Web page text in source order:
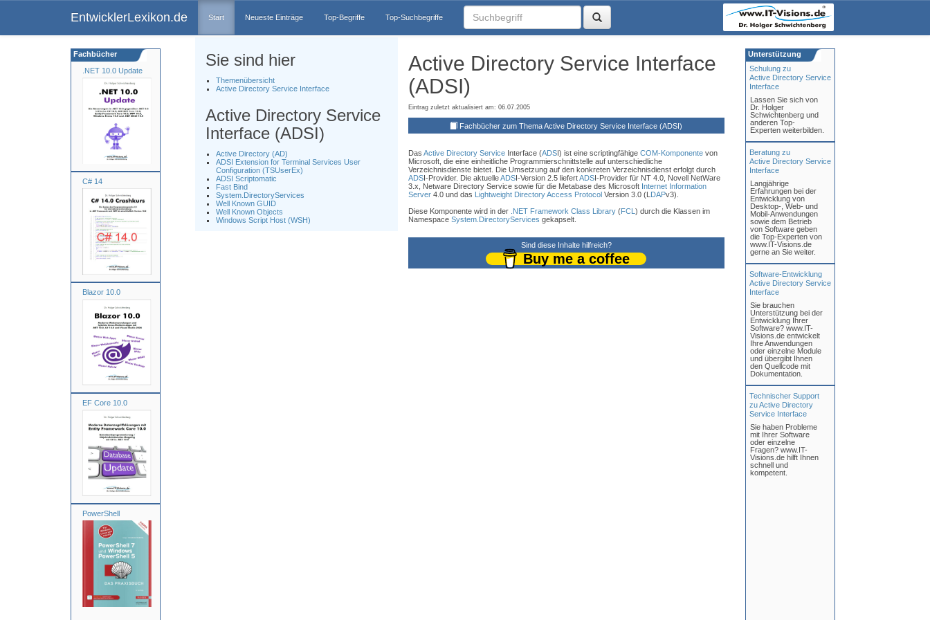
EntwicklerLexikon.de Start Neueste Einträge Top-Begriffe Top-Suchbegriffe
.NET 10.0 Update
C# 14
Blazor 10.0
EF Core 10.0
PowerShell
Fachbücher Sie sind hier
Themenübersicht
Active Directory Service Interface
Active Directory Service
Interface (ADSI)
Active Directory (AD)
ADSI Extension for Terminal Services User
Configuration (TSUserEx)
ADSI Scriptomatic
Fast Bind
System.DirectoryServices
Well Known GUID
Well Known Objects
Windows Script Host (WSH)
Active Directory Service Interface
(ADSI)
Eintrag zuletzt aktualisiert am: 06.07.2005
Fachbücher zum Thema Active Directory Service Interface (ADSI)
Das Active Directory ServiceInterface (ADSI) ist eine scriptingfähige COM-Komponentevon
Microsoft, die eine einheitliche Programmierschnittstelle auf unterschiedliche
Verzeichnisdienste bietet. Die Umsetzung auf den konkreten Verzeichnisdienst erfolgt durch
ADSI-Provider. Die aktuelleADSI-Version 2.5 liefertADSI-Provider für NT 4.0, Novell NetWare
3.x, Netware Directory Service sowie für die Metabase des Microsoft Internet Information
Server4.0 und das Lightweight Directory Access ProtocolVersion 3.0 (L DAPv3).
Diese Komponente wird in der .NET Framework Class Library(FCL ) durch die Klassen im
Namespace System.DirectoryServices gekapselt.
Sind diese Inhalte hilfreich?
Buy me a coffee
Schulung zu
Active Directory Service
Interface
Lassen Sie sich von
Dr. Holger
Schwichtenberg und
anderen Top-
Experten weiterbilden.
Beratung zu
Active Directory Service
Interface
Langjährige
Erfahrungen bei der
Entwicklung von
Desktop-, Web- und
Mobil-Anwendungen
sowie dem Betrieb
von Software geben
die Top-Experten von
www.IT-Visions.de
gerne an Sie weiter.
Software-Entwicklung
Active Directory Service
Interface
Sie brauchen
Unterstützung bei der
Entwicklung Ihrer
Software? www.IT-
Visions.de entwickelt
Ihre Anwendungen
oder einzelne Module
und übergibt Ihnen
den Quellcode mit
Dokumentation.
Technischer Support
zu Active Directory
Service Interface
Sie haben Probleme
mit Ihrer Software
oder einzelne
Fragen? www.IT-
Visions.de hilft Ihnen
schnell und
kompetent.
Unterstützung